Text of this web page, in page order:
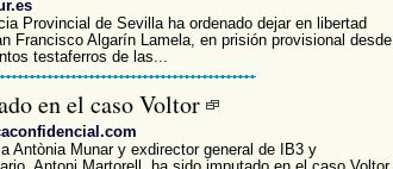
Provincial de Sevilla ha ordenado dejar en libertad
Francisco Algarín Lamela, en prisión provisional desde
testaferros de las...
en el caso Voltor
Antònia Munar y exdirector general de IB3 y